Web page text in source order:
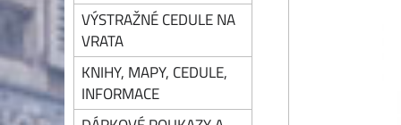
VÝSTRAŽNÉ CEDULE NA
VRATA
KNIHY, MAPY, CEDULE,
INFORMACE